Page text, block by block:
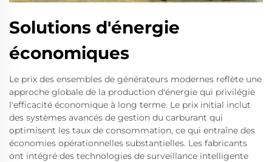
Solutions d'énergie
économiques
Le prix des ensembles de générateurs modernes reflète une
approche globale de la production d'énergie qui privilégie
l'efficacité économique à long terme. Le prix initial inclut
des systèmes avancés de gestion du carburant qui
optimisent les taux de consommation, ce qui entraîne des
économies opérationnelles substantielles. Les fabricants
ont intégré des technologies de surveillance intelligente